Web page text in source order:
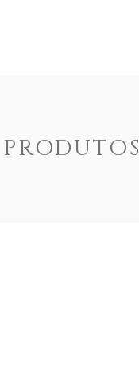
PRODUTOS